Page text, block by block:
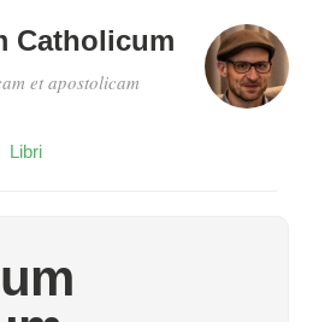
Catholicum
et apostolicam
Libri